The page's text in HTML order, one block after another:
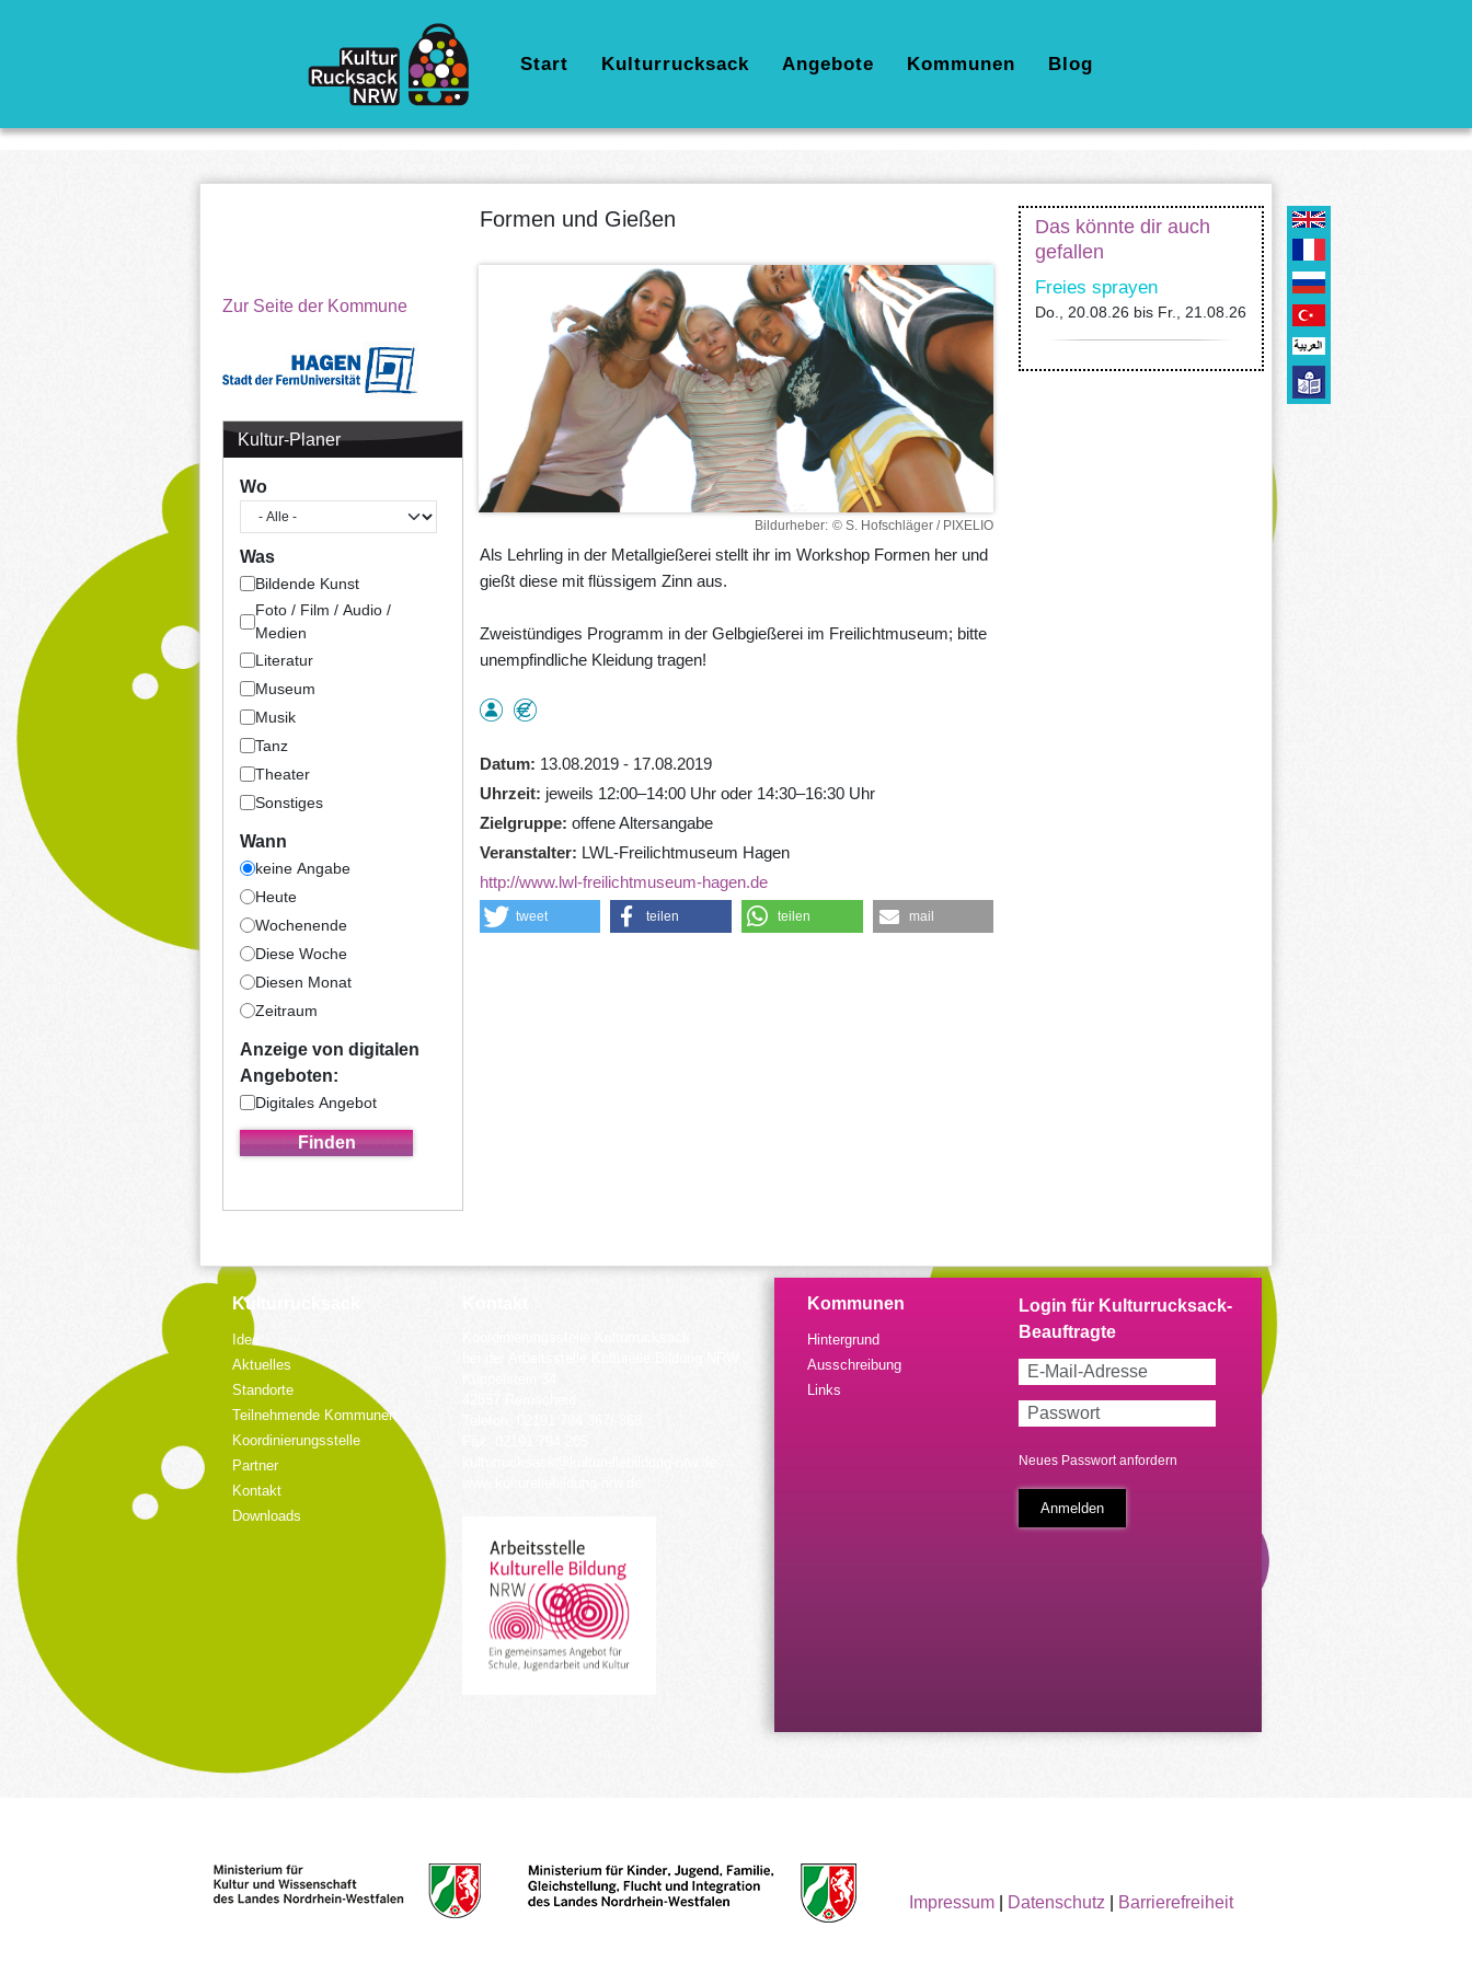
Hauptnavigation
Start Kulturrucksack Angebote Kommunen Blog
Zur Seite der Kommune
Kultur-Planer
Wo
Was
Bildende Kunst
Foto / Film / Audio /
Medien
Literatur
Museum
Musik
Tanz
Theater
Sonstiges
Wann
keine Angabe
Heute
Wochenende
Diese Woche
Diesen Monat
Zeitraum
Anzeige von digitalen
Angeboten:
Digitales Angebot
Formen und Gießen
Bildurheber © S. Hofschläger / PIXELIO
Als Lehrling in der Metallgießerei stellt ihr im Workshop Formen her und
gießt diese mit flüssigem Zinn aus.
Zweistündiges Programm in der Gelbgießerei im Freilichtmuseum; bitte
unempfindliche Kleidung tragen!
Datum
13.08.2019 - 17.08.2019
Uhrzeit
jeweils 12:00–14:00 Uhr oder 14:30–16:30 Uhr
Zielgruppe offene Altersangabe
Veranstalter
LWL-Freilichtmuseum Hagen
http://www.lwl-freilichtmuseum-hagen.de
tweet teilen teilen mail
Das könnte dir auch
gefallen
Freies sprayen
Do., 20.08.26 bis Fr., 21.08.26
Kulturrucksack
Idee
Aktuelles
Standorte
Teilnehmende Kommunen
Koordinierungsstelle
Partner
Kontakt
Downloads
Kommunen
Hintergrund
Ausschreibung
Links
Neues Passwort anfordern
Impressum| Datenschutz Barrierefreiheit